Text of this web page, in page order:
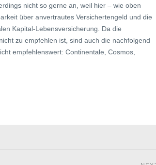
nicht so gerne an, weil hier – wie oben
über anvertrautes Versichertengeld und die
Kapital-Lebensversicherung. Da die
zu empfehlen ist, sind auch die nachfolgend
empfehlenswert: Continentale, Cosmos,